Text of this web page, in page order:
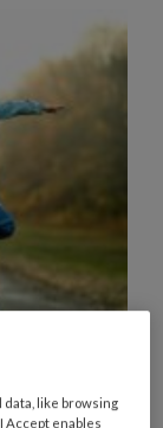
like browsing
Accept enables